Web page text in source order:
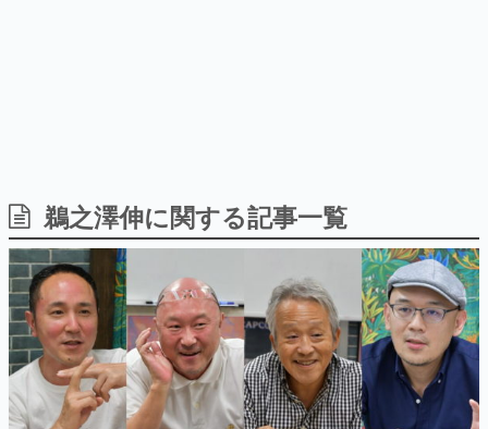
日本のモバイルゲーム史における主要なトピック・タイト
ルを網羅するほか、開発者へのインタビューや識者による
解説を掲載。約20年の歴史が一望できる決定版！
若ゲのいたり〜ゲームクリエイターの青春〜
『うつヌケ』『ペンと箸』等で知られるマンガ家・田中圭
一先生によるゲーム業界レポートマンガです。
なんでゲームは面白い？
ゲーム開発者・hamatsu氏がゲームの魅力を画面や操作の
具体的な形から解き明かしていく、硬派で骨太な評論連載
です。